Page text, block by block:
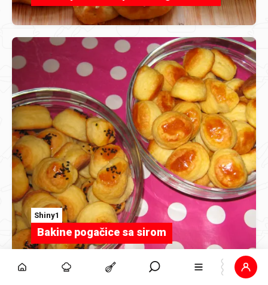
Shiny1
Bakine pogačice sa sirom